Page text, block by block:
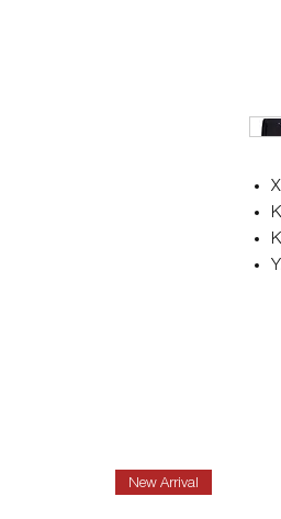
New Arrival